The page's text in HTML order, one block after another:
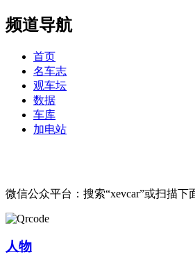
频道导航
首页
名车志
观车坛
数据
车库
加电站
微信公众平台：搜索“xevcar”或扫描下
人物